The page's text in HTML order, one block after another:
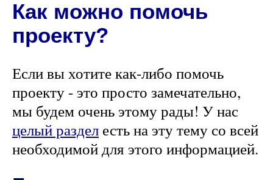
Как можно помочь
проекту?
Если вы хотите как-либо помочь
проекту - это просто замечательно,
мы будем очень этому рады! У нас
целый раздел есть на эту тему со всей
необходимой для этого информацией.